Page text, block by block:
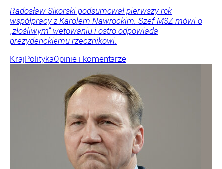
Radosław Sikorski podsumował pierwszy rok
współpracy z Karolem Nawrockim. Szef MSZ mówi o
„złośliwym” wetowaniu i ostro odpowiada
prezydenckiemu rzecznikowi.
KrajPolitykaOpinie i komentarze